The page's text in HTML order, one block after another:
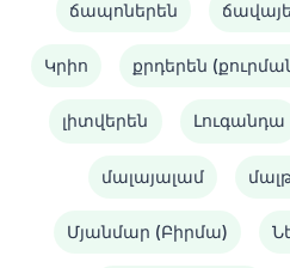
ճապոներեն
Կրիո քրդերեն
լիտվերեն Լուգանդա
մալայալամ
Մյանմար (Բիրմա)